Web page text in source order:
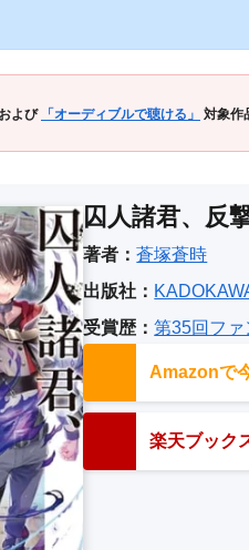
および 「オーディブルで聴ける」 対象作
囚人諸君、反
著者：蒼塚蒼時
出版社：
受賞歴：第35回フ
Amazonで
楽天ブック